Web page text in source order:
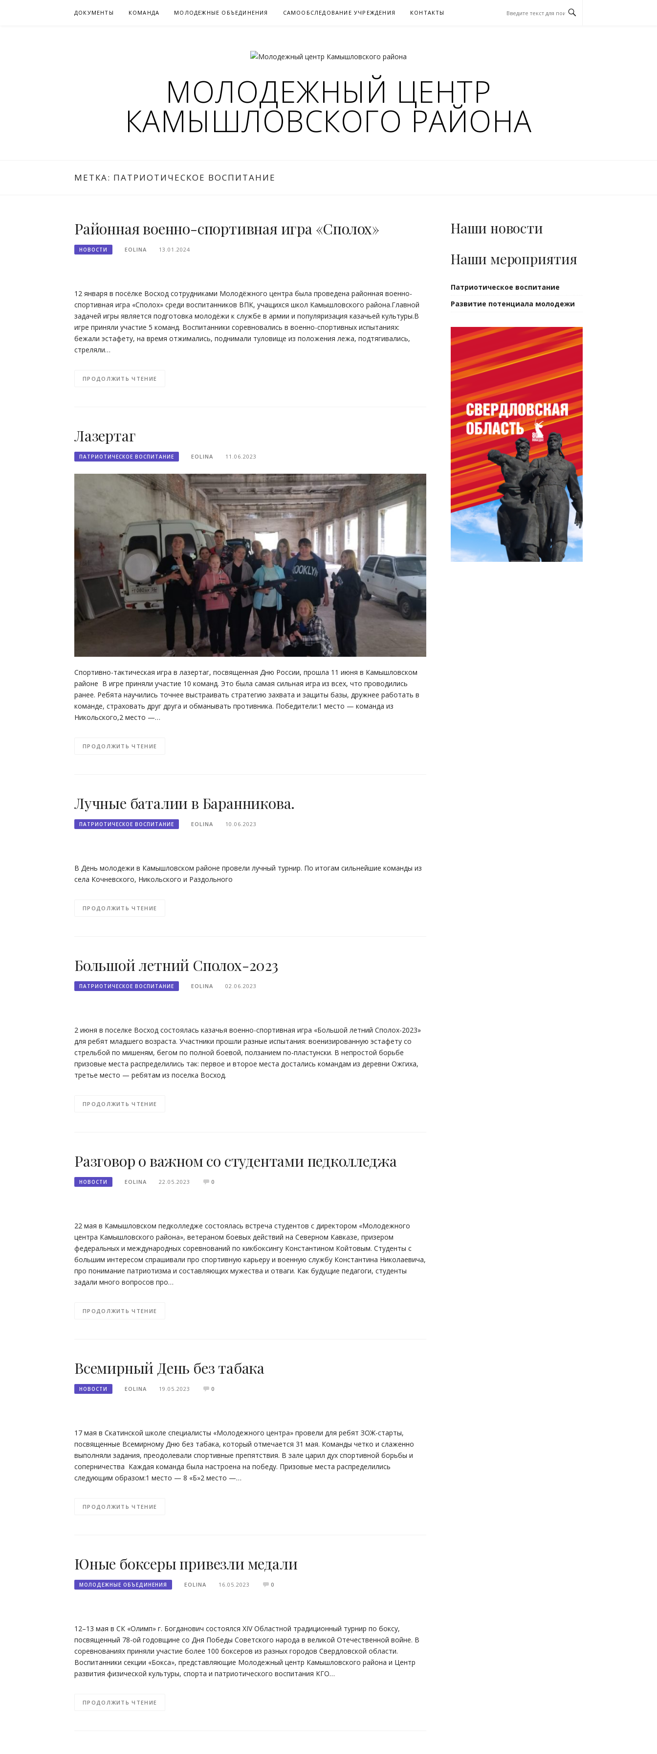
ДОКУМЕНТЫ КОМАНДА МОЛОДЕЖНЫЕ ОБЪЕДИНЕНИЯ САМООБСЛЕДОВАНИЕ УЧРЕЖДЕНИЯ КОНТАКТЫ
МОЛОДЕЖНЫЙ ЦЕНТР
КАМЫШЛОВСКОГО РАЙОНА
МЕТКА: ПАТРИОТИЧЕСКОЕ ВОСПИТАНИЕ
Районная военно-спортивная игра «Сполох»
НОВОСТИ EOLINA 13.01.2024
12 января в посёлке Восход сотрудниками Молодёжного центра была проведена районная военно-
спортивная игра «Сполох» среди воспитанников ВПК, учащихся школ Камышловского района.Главной
задачей игры является подготовка молодёжи к службе в армии и популяризация казачьей культуры.В
игре приняли участие 5 команд. Воспитанники соревновались в военно-спортивных испытаниях:
бежали эстафету, на время отжимались, поднимали туловище из положения лежа, подтягивались,
стреляли…
ПРОДОЛЖИТЬ ЧТЕНИЕ
Лазертаг
ПАТРИОТИЧЕСКОЕ ВОСПИТАНИЕ EOLINA 11.06.2023
Спортивно-тактическая игра в лазертаг, посвященная Дню России, прошла 11 июня в Камышловском
районе В игре приняли участие 10 команд. Это была самая сильная игра из всех, что проводились
ранее. Ребята научились точнее выстраивать стратегию захвата и защиты базы, дружнее работать в
команде, страховать друг друга и обманывать противника. Победители:1 место — команда из
Никольского,2 место —…
ПРОДОЛЖИТЬ ЧТЕНИЕ
Лучные баталии в Баранникова.
ПАТРИОТИЧЕСКОЕ ВОСПИТАНИЕ EOLINA 10.06.2023
В День молодежи в Камышловском районе провели лучный турнир. По итогам сильнейшие команды из
села Кочневского, Никольского и Раздольного
ПРОДОЛЖИТЬ ЧТЕНИЕ
Большой летний Сполох-2023
ПАТРИОТИЧЕСКОЕ ВОСПИТАНИЕ EOLINA 02.06.2023
2 июня в поселке Восход состоялась казачья военно-спортивная игра «Большой летний Сполох-2023»
для ребят младшего возраста. Участники прошли разные испытания: военизированную эстафету со
стрельбой по мишеням, бегом по полной боевой, ползанием по-пластунски. В непростой борьбе
призовые места распределились так: первое и второе места достались командам из деревни Ожгиха,
третье место — ребятам из поселка Восход.
ПРОДОЛЖИТЬ ЧТЕНИЕ
Разговор о важном со студентами педколледжа
НОВОСТИ EOLINA 22.05.2023 0
22 мая в Камышловском педколледже состоялась встреча студентов с директором «Молодежного
центра Камышловского района», ветераном боевых действий на Северном Кавказе, призером
федеральных и международных соревнований по кикбоксингу Константином Койтовым. Студенты с
большим интересом спрашивали про спортивную карьеру и военную службу Константина Николаевича,
про понимание патриотизма и составляющих мужества и отваги. Как будущие педагоги, студенты
задали много вопросов про…
ПРОДОЛЖИТЬ ЧТЕНИЕ
Всемирный День без табака
НОВОСТИ EOLINA 19.05.2023 0
17 мая в Скатинской школе специалисты «Молодежного центра» провели для ребят ЗОЖ-старты,
посвященные Всемирному Дню без табака, который отмечается 31 мая. Команды четко и слаженно
выполняли задания, преодолевали спортивные препятствия. В зале царил дух спортивной борьбы и
соперничества Каждая команда была настроена на победу. Призовые места распределились
следующим образом:1 место — 8 «Б»2 место —…
ПРОДОЛЖИТЬ ЧТЕНИЕ
Юные боксеры привезли медали
МОЛОДЕЖНЫЕ ОБЪЕДИНЕНИЯ EOLINA 16.05.2023 0
12–13 мая в СК «Олимп» г. Богданович состоялся XIV Областной традиционный турнир по боксу,
посвященный 78-ой годовщине со Дня Победы Советского народа в великой Отечественной войне. В
соревнованиях приняли участие более 100 боксеров из разных городов Свердловской области.
Воспитанники секции «Бокса», представляющие Молодежный центр Камышловского района и Центр
развития физической культуры, спорта и патриотического воспитания КГО…
ПРОДОЛЖИТЬ ЧТЕНИЕ
Наши новости
Наши мероприятия
Патриотическое воспитание
Развитие потенциала молодежи